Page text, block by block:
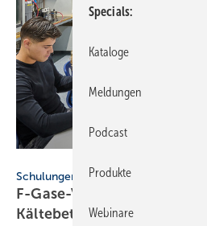
Schulungen
F-Gase-Verordnung:
Käl­te­be­trie­be
Specials
Kataloge
Meldungen
Podcast
Produkte
Webinare